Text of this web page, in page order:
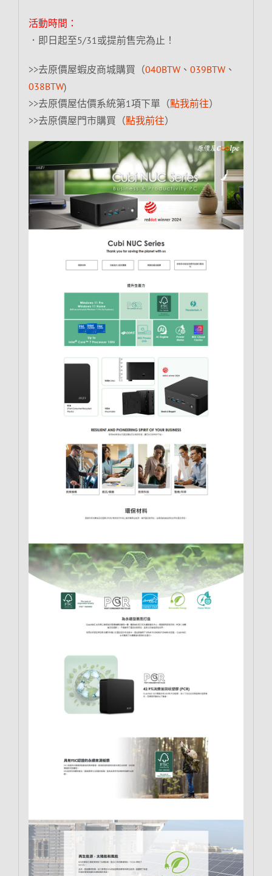
活動時間：
．即日起至5/31或提前售完為止！
>>去原價屋蝦皮商城購買（040BTW、 039BTW、
038BTW)
>>去原價屋估價系統第1項下單（點我前往）
>>去原價屋門市購買（點我前往）